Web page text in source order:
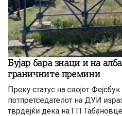
Бујар бара знаци и на
граничните премини
Преку статус на својот
потпретседателот на ДУИ изрази загриженост,
тврдејќи дека на ГП